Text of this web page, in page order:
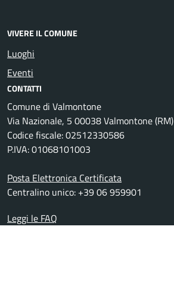
VIVERE IL COMUNE
Luoghi
Eventi
CONTATTI
Comune di Valmontone
Via Nazionale, 5 00038 Valmontone (RM)
Codice fiscale: 02512330586
P.IVA: 01068101003
Posta Elettronica Certificata
Centralino unico: +39 06 959901
Leggi le FAQ